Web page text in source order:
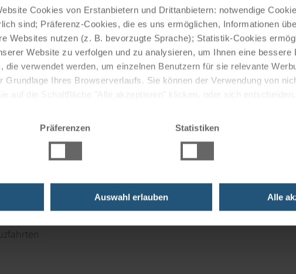
Cookies von Erstanbietern und Drittanbietern: notwendige
sind; Präferenz-Cookies, die es uns ermöglichen, Informationen
Websites nutzen (z. B. bevorzugte Sprache); Statistik-Cookies
Website zu verfolgen und zu analysieren, um Ihnen eine bessere
die verwendet werden, um einzelnen Benutzern für sie relevante
Grundlage Ihres Browserverlaufs. Sie können der Verwendung von
Präferenzen Statistiken
Auswahl erlauben Alle
serviert, teils in Buffetform oder als Wahlmenü.
Sauna sowie einen Fitnessraum.
Bahnhof befinden sich in fußläufiger Entfernung.